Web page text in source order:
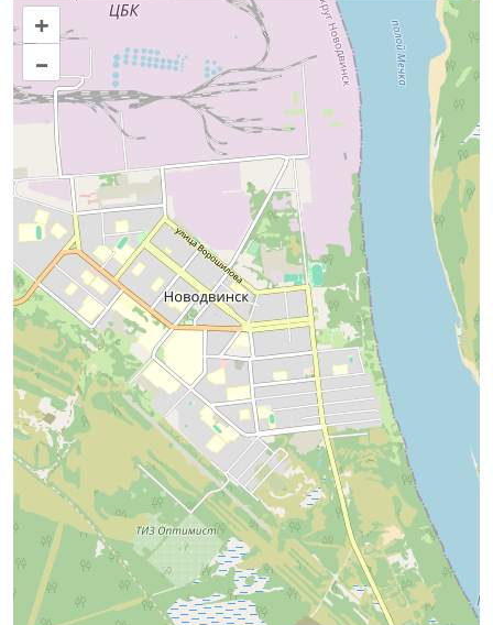
+
–